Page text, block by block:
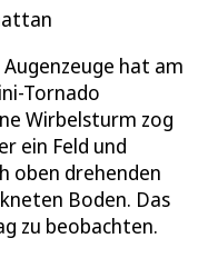
hat am
Tornado
Wirbelsturm zog
ein Feld und
oben drehenden
Boden. Das
zu beobachten.